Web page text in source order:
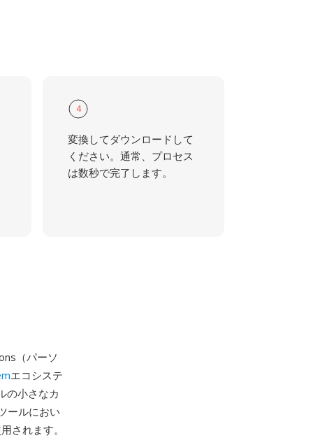
4
変換してダウンロードして
ください。通常、プロセス
は数秒で完了します。
（パーソ
エコシステ
の小さなカ
ールにおい
されます。